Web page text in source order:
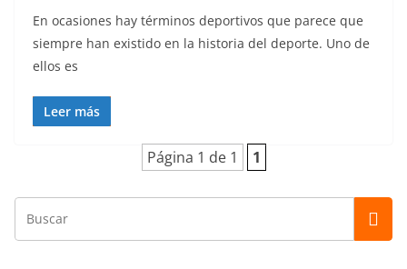
En ocasiones hay términos deportivos que parece que
siempre han existido en la historia del deporte. Uno de
ellos es
Leer más
Página 1 de 1 1